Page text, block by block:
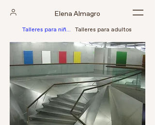
Elena Almagro
Talleres para niñ@s Talleres para adultos